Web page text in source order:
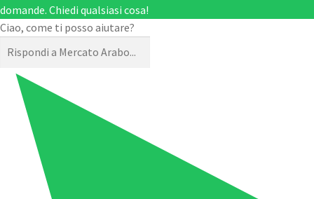
domande. Chiedi qualsiasi cosa!
Ciao, come ti posso aiutare?